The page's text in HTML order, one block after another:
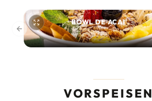
BOWL DE ACAI
€11.50
Previous slide
VORSPEISEN